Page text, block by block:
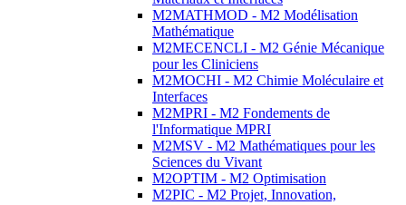
M2MATHMOD - M2 Modélisation
Mathématique
M2MECENCLI - M2 Génie Mécanique
pour les Cliniciens
M2MOCHI - M2 Chimie Moléculaire et
Interfaces
M2MPRI - M2 Fondements de
l'Informatique MPRI
M2MSV - M2 Mathématiques pour les
Sciences du Vivant
M2OPTIM - M2 Optimisation
M2PIC - M2 Projet, Innovation,